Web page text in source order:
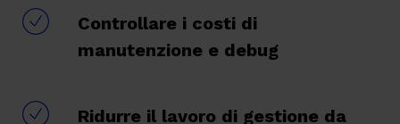
Controllare i costi di
manutenzione e debug
Ridurre il lavoro di gestione da